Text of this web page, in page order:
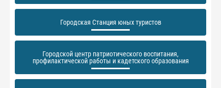
Городская Станция юных туристов
Городской центр патриотического воспитания,
профилактической работы и кадетского образования